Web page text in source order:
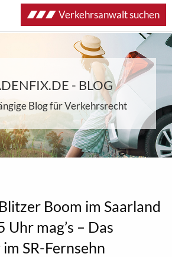
- BLOG
Blog für Verkehrsrecht
Boom im Saarland
mag’s – Das
SR-Fernsehn
Verkehrsanwalt suchen